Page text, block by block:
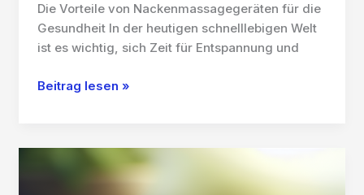
Die Vorteile von Nackenmassagegeräten für die
Gesundheit In der heutigen schnelllebigen Welt
ist es wichtig, sich Zeit für Entspannung und
Nackenmassagegerät
Beitrag lesen »